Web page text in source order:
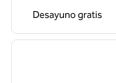
Desayuno gratis
1 de 12